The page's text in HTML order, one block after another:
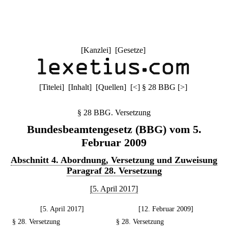
[Kanzlei] [Gesetze]
[Titelei] [Inhalt] [Quellen] [<] § 28 BBG [>]
§ 28 BBG. Versetzung
Bundesbeamtengesetz (BBG) vom 5.
Februar 2009
Abschnitt 4. Abordnung, Versetzung und Zuweisung
Paragraf 28. Versetzung
[5. April 2017]
[5. April 2017]
[12. Februar 2009]
§ 28. Versetzung
§ 28. Versetzung